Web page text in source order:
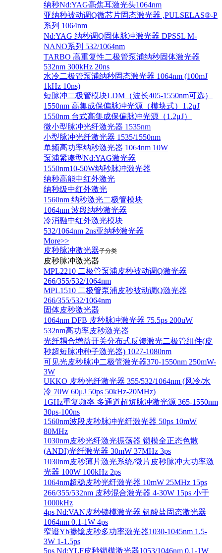
纳秒Nd:YAG毫焦耳激光头1064nm
亚纳秒被动调Q微芯片固态激光器 ,PULSELAS®-P
系列 1064nm
Nd:YAG 纳秒调Q固体脉冲激光器 DPSSL M-
NANO系列 532/1064nm
TARBO 高重复性二极管泵浦纳秒固体激光器
532nm 300kHz 20ns
水冷二极管泵浦纳秒固态激光器 1064nm (100mJ
1kHz 10ns)
短脉冲二极管模块LDM（波长405-1550nm可选）
1550nm 高集成保偏脉冲光源（模块式）1.2μJ
1550nm 台式高集成保偏脉冲光源（1.2μJ）
微小型脉冲光纤激光器 1535nm
小型脉冲光纤激光器 1535/1550nm
单频高功率纳秒激光器 1064nm 10W
泵浦紧凑型Nd:YAG激光器
1550nm10-50W纳秒脉冲激光器
纳秒高能中红外激光
纳秒级中红外激光
1560nm 纳秒激光二极管模块
1064nm 波段纳秒激光器
冷消融中红外激光模块
532/1064nm 2ns亚纳秒激光器
More>>
皮秒脉冲激光器子分类
皮秒脉冲激光器
​MPL2210 二极管泵浦皮秒被动调Q激光器
266/355/532/1064nm
MPL1510 二极管泵浦皮秒被动调Q激光器
266/355/532/1064nm
固体皮秒激光器
1064nm DFB 皮秒脉冲激光器 75.5ps 200uW
532nm高功率皮秒激光器
光纤耦合增益开关分布式反馈激光二极管组件(皮
秒超短脉冲种子激光器) 1027-1080nm
可见光皮秒脉冲二极管激光器370-1550nm 250mW-
3W
UKKO 皮秒光纤激光器 355/532/1064nm (风冷/水
冷 70W 60μJ 50ps 50kHz-20MHz)
1GHz重复频率 多通道超短脉冲激光源 365-1550nm
30ps-100ns
1560nm波段皮秒脉冲光纤激光器 50ps 10mW
80MHz
1030nm皮秒光纤激光振荡器 锁模全正态色散
(ANDI)光纤激光器 30mW 37MHz 3ps
1030nm皮秒薄片激光系统/微片皮秒脉冲大功率激
光器 100W 100kHz 2ps
1064nm超稳皮秒光纤激光器 10mW 25MHz 15ps
266/355/532nm 皮秒混合激光器 4-30W 15ps 小于
1000kHz
4ps Nd:VAN皮秒锁模激光器 钒酸盐固态激光器
1064nm 0.1-1W 4ps
窄谱Yb掺镱皮秒多功率激光器1030-1045nm 1.5-
3W 1-1.5ps
5ps Nd:YLF皮秒锁模激光器1053/1046nm 0.1-1W